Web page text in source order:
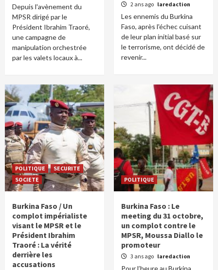
Depuis l'avènement du
MPSR dirigé par le
Président Ibrahim Traoré,
une campagne de
manipulation orchestrée
par les valets locaux à...
2 ans ago laredaction
Les ennemis du Burkina
Faso, après l'échec cuisant
de leur plan initial basé sur
le terrorisme, ont décidé de
revenir...
POLITIQUE
SECURITE
SOCIETE
Burkina Faso / Un
complot impérialiste
visant le MPSR et le
Président Ibrahim
Traoré : La vérité
derrière les
accusations
POLITIQUE
Burkina Faso : Le
meeting du 31 octobre,
un complot contre le
MPSR, Moussa Diallo le
promoteur
3 ans ago laredaction
Pour l’heure au Burkina